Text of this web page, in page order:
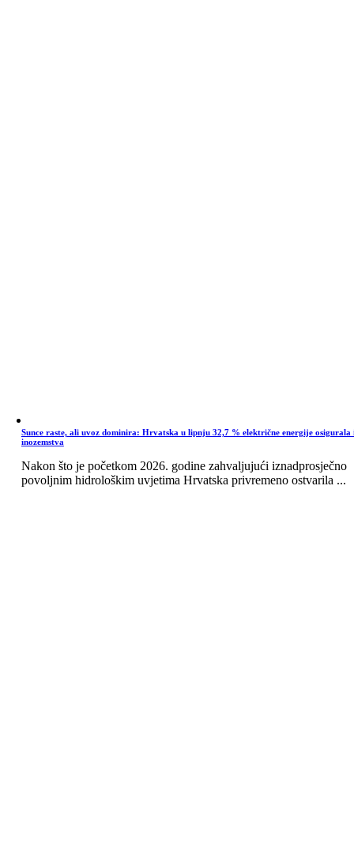
Sunce raste, ali uvoz dominira: Hrvatska u lipnju 32,7 % električne energije osigurala
inozemstva
Nakon što je početkom 2026. godine zahvaljujući iznadprosječno
povoljnim hidrološkim uvjetima Hrvatska privremeno ostvarila ...